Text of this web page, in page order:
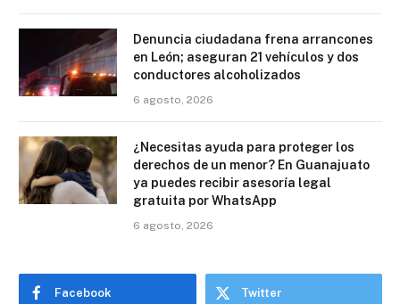
Denuncia ciudadana frena arrancones
en León; aseguran 21 vehículos y dos
conductores alcoholizados
6 agosto, 2026
¿Necesitas ayuda para proteger los
derechos de un menor? En Guanajuato
ya puedes recibir asesoría legal
gratuita por WhatsApp
6 agosto, 2026
Facebook Twitter